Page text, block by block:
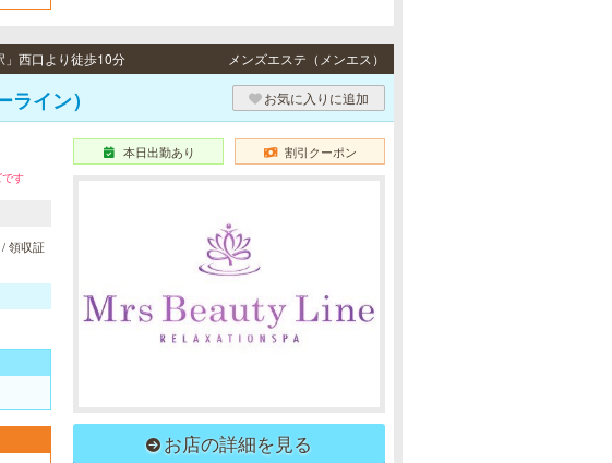
」西口より徒歩10分 メンズエステ（メンエス）
イン） お気に入りに追加
す
領収証
本日出勤あり 割引クーポン
お店の詳細を見る